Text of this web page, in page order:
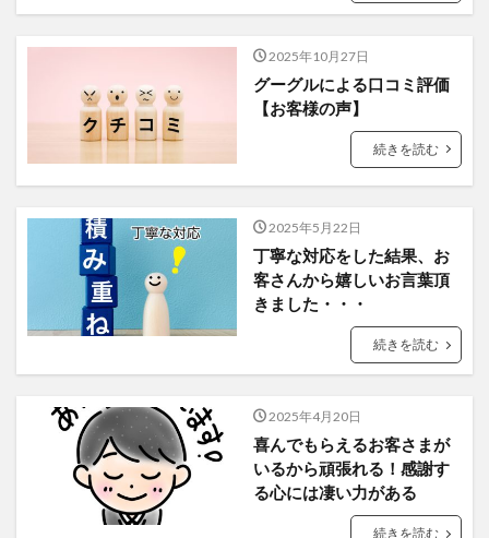
2025年10月27日
グーグルによる口コミ評価
【お客様の声】
続きを読む
2025年5月22日
丁寧な対応をした結果、お
客さんから嬉しいお言葉頂
きました・・・
続きを読む
2025年4月20日
喜んでもらえるお客さまが
いるから頑張れる！感謝す
る心には凄い力がある
続きを読む